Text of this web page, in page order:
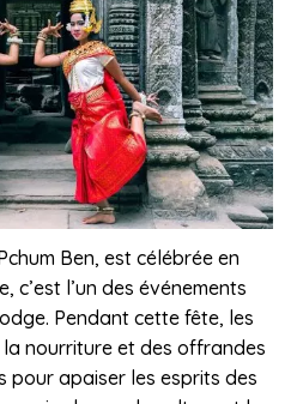
Ben, est célébrée en
c’est l’un des événements
Pendant cette fête, les
nourriture et des offrandes
pour apaiser les esprits des